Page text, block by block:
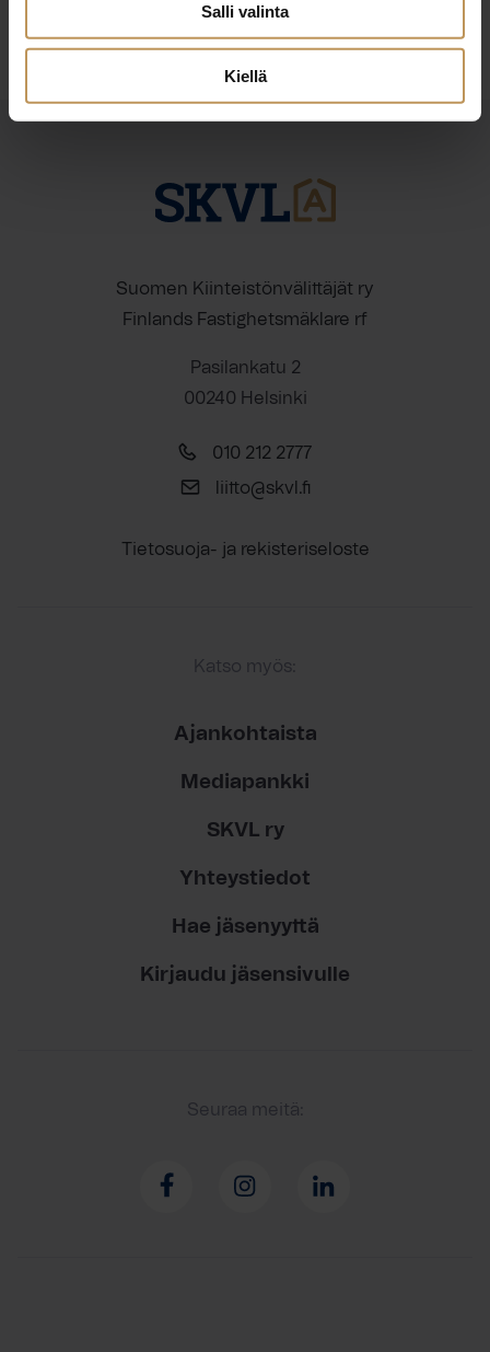
Salli valinta
Kiellä
Suomen Kiinteistönvälittäjät ry
Finlands Fastighetsmäklare rf
Pasilankatu 2
00240 Helsinki
010 212 2777
liitto@skvl.fi
Tietosuoja- ja rekisteriseloste
Katso myös:
Ajankohtaista
Mediapankki
SKVL ry
Yhteystiedot
Hae jäsenyyttä
Kirjaudu jäsensivulle
Seuraa meitä: